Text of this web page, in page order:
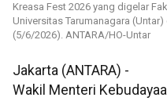
Kreasa Fest 2026 yang digelar
Universitas Tarumanagara
(5/6/2026). ANTARA/HO-Untar
Jakarta (ANTARA) -
Wakil Menteri